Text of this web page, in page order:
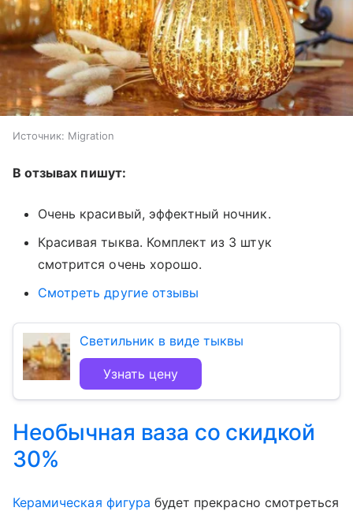
Источник: Migration
В отзывах пишут:
Очень красивый, эффектный ночник.
Красивая тыква. Комплект из 3 штук
смотрится очень хорошо.
Смотреть другие отзывы
Светильник в виде тыквы
Узнать цену
Необычная ваза со скидкой
30%
Керамическая фигура будет прекрасно смотреться